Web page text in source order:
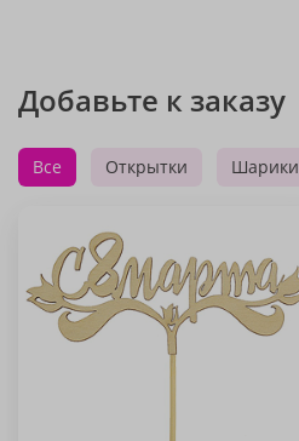
Добавьте к заказу
Все Открытки Шарики